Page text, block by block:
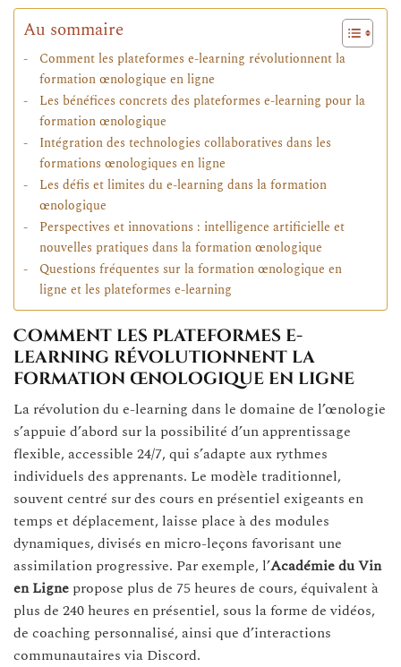
Au sommaire
Comment les plateformes e-learning révolutionnent la
formation œnologique en ligne
Les bénéfices concrets des plateformes e-learning pour la
formation œnologique
Intégration des technologies collaboratives dans les
formations œnologiques en ligne
Les défis et limites du e-learning dans la formation
œnologique
Perspectives et innovations : intelligence artificielle et
nouvelles pratiques dans la formation œnologique
Questions fréquentes sur la formation œnologique en
ligne et les plateformes e-learning
Comment les plateformes e-
learning révolutionnent la
formation œnologique en ligne
La révolution du e-learning dans le domaine de l’œnologie
s’appuie d’abord sur la possibilité d’un apprentissage
flexible, accessible 24/7, qui s’adapte aux rythmes
individuels des apprenants. Le modèle traditionnel,
souvent centré sur des cours en présentiel exigeants en
temps et déplacement, laisse place à des modules
dynamiques, divisés en micro-leçons favorisant une
assimilation progressive. Par exemple, l’Académie du Vin
en Ligne propose plus de 75 heures de cours, équivalent à
plus de 240 heures en présentiel, sous la forme de vidéos,
de coaching personnalisé, ainsi que d’interactions
communautaires via Discord.